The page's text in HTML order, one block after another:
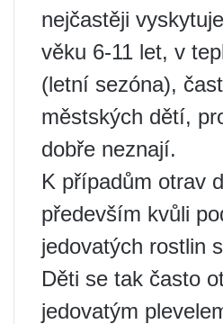
nejčastěji
věku 6-11 let, v
(letní sezóna),
městských dětí,
dobře neznají.
K případům otrav
především kvůli
jedovatých rostlin
Děti se tak často
jedovatým